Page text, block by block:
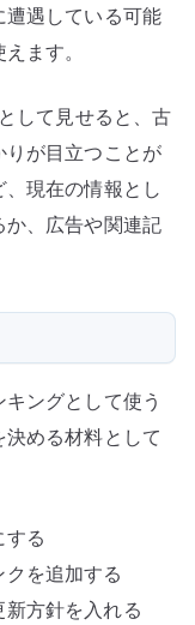
遇している可能
ます。
して見せると、古
が目立つことが
現在の情報とし
、広告や関連記
ングとして使う
める材料として
る
を追加する
方針を入れる